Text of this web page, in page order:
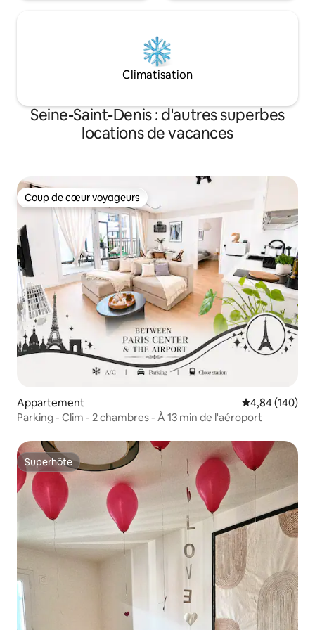
Climatisation
Seine-Saint-Denis : d'autres superbes
locations de vacances
Coup de cœur voyageurs
Coup de cœur voyageurs
Appartement Évaluation
4,84 (140)
Parking - Clim - 2 chambres - À 13 min de l'aéroport
Superhôte
Superhôte